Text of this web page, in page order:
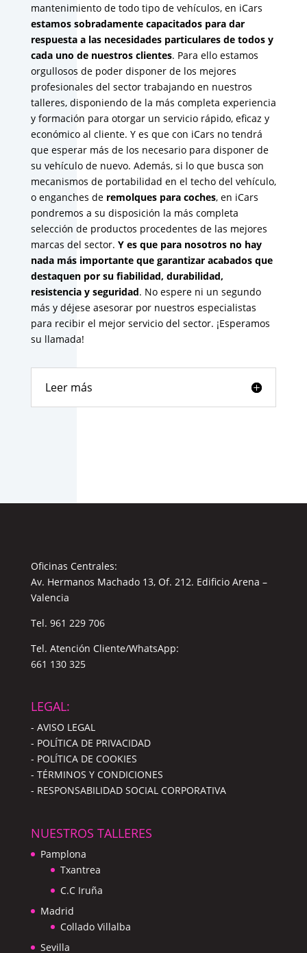
mantenimiento de todo tipo de vehículos, en iCars
estamos sobradamente capacitados para dar
respuesta a las necesidades particulares de todos y
cada uno de nuestros clientes. Para ello estamos
orgullosos de poder disponer de los mejores
profesionales del sector trabajando en nuestros
talleres, disponiendo de la más completa experiencia
y formación para otorgar un servicio rápido, eficaz y
económico al cliente. Y es que con iCars no tendrá
que esperar más de los necesario para disponer de
su vehículo de nuevo. Además, si lo que busca son
mecanismos de portabilidad en el techo del vehículo,
o enganches de remolques para coches, en iCars
pondremos a su disposición la más completa
selección de productos procedentes de las mejores
marcas del sector. Y es que para nosotros no hay
nada más importante que garantizar acabados que
destaquen por su fiabilidad, durabilidad,
resistencia y seguridad. No espere ni un segundo
más y déjese asesorar por nuestros especialistas
para recibir el mejor servicio del sector. ¡Esperamos
su llamada!
Leer más
Oficinas Centrales:
Av. Hermanos Machado 13, Of. 212. Edificio Arena –
Valencia
Tel. 961 229 706
Tel. Atención Cliente/WhatsApp:
661 130 325
LEGAL:
- AVISO LEGAL
- POLÍTICA DE PRIVACIDAD
- POLÍTICA DE COOKIES
- TÉRMINOS Y CONDICIONES
- RESPONSABILIDAD SOCIAL CORPORATIVA
NUESTROS TALLERES
Pamplona
Txantrea
C.C Iruña
Madrid
Collado Villalba
Sevilla